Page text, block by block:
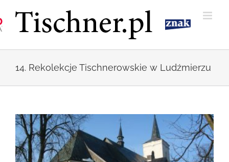
zawartości
14. Rekolekcje Tischnerowskie w Ludźmierzu